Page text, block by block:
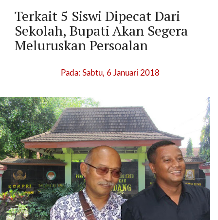
_
r
e
c
e
n
t
p
o
s
t
s
Terkait 5 Siswi Dipecat Dari
Sekolah, Bupati Akan Segera
Meluruskan Persoalan
Pada: Sabtu, 6 Januari 2018